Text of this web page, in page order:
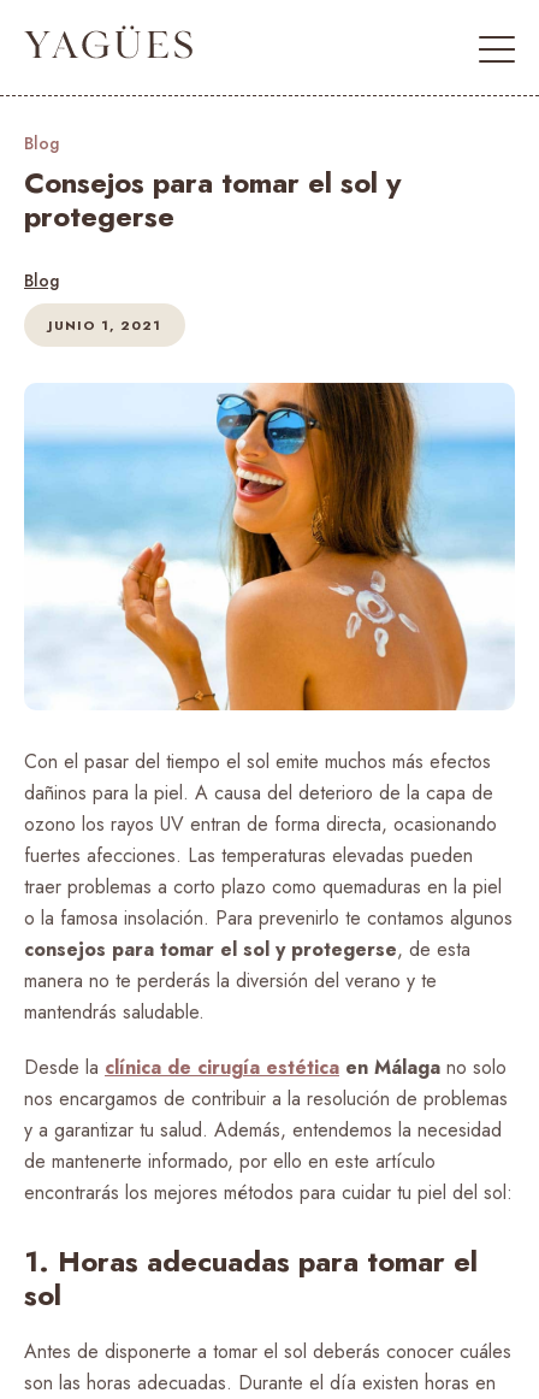
Blog
Consejos para tomar el sol y
protegerse
Blog
JUNIO 1, 2021
Con el pasar del tiempo el sol emite muchos más efectos
dañinos para la piel. A causa del deterioro de la capa de
ozono los rayos UV entran de forma directa, ocasionando
fuertes afecciones. Las temperaturas elevadas pueden
traer problemas a corto plazo como quemaduras en la piel
o la famosa insolación. Para prevenirlo te contamos algunos
consejos para tomar el sol y protegerse, de esta
manera no te perderás la diversión del verano y te
mantendrás saludable.
Desde la clínica de cirugía estética en Málaga no solo
nos encargamos de contribuir a la resolución de problemas
y a garantizar tu salud. Además, entendemos la necesidad
de mantenerte informado, por ello en este artículo
encontrarás los mejores métodos para cuidar tu piel del sol:
1. Horas adecuadas para tomar el
sol
Antes de disponerte a tomar el sol deberás conocer cuáles
son las horas adecuadas. Durante el día existen horas en